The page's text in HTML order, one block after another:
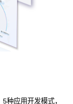
种应用开发模式，